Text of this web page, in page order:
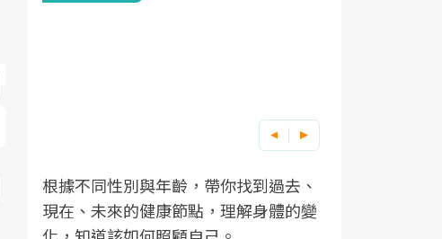
根據不同性別與年齡，帶你找到過去、
現在、未來的健康節點，理解身體的變